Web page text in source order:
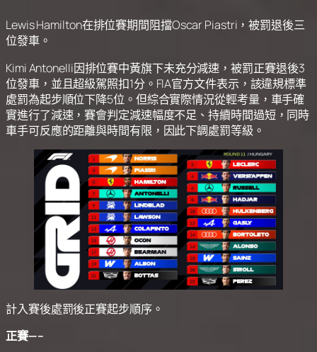
Lewis Hamilton在排位賽期間阻擋Oscar Piastri，被罰退後三
位發車。
Kimi Antonelli因排位賽中黃旗下未充分減速，被罰正賽退後3
位發車，並且超級駕照扣1分。FIA官方文件表示，該違規標準
處罰為起步順位下降5位。但綜合實際情況從輕考量，車手確
實進行了減速，賽會判定減速幅度不足、持續時間過短，同時
車手可反應的距離與時間有限，因此下調處罰等級。
計入賽後處罰後正賽起步順序。
正賽—–